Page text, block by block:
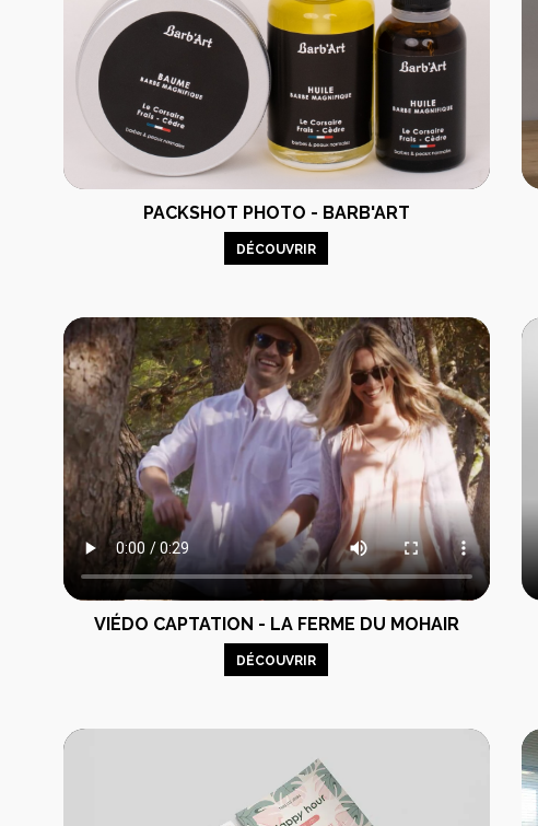
Production vidéo
PACKSHOT PHOTO - BARB'ART
DÉCOUVRIR
VIÉDO CAPTATION - LA FERME DU MOHAIR
DÉCOUVRIR